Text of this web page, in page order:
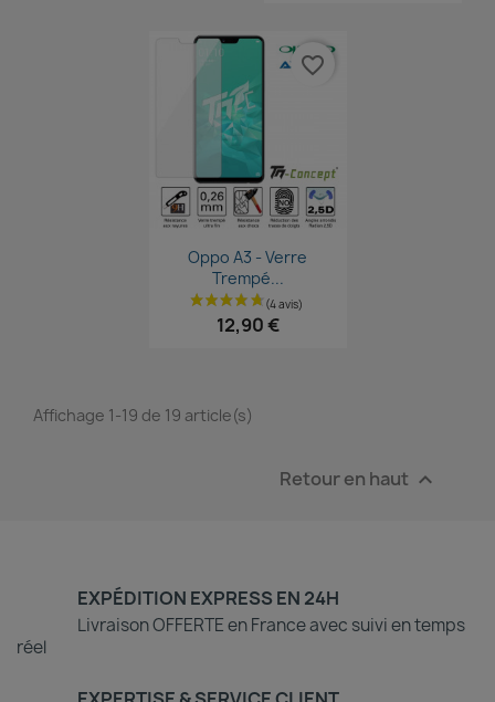
Aperçu rapide
Oppo A3 - Verre
Trempé...
12,90 €
favorite_border
Affichage 1-19 de 19 article(s)
Retour en haut 
EXPÉDITION EXPRESS EN 24H
Livraison OFFERTE en France avec suivi en temps
réel